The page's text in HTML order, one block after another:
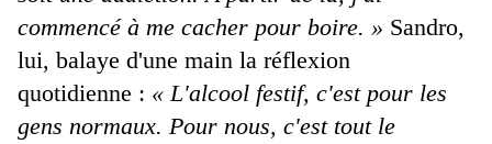
commencé à me cacher pour boire. » Sandro,
lui, balaye d'une main la réflexion
quotidienne : « L'alcool festif, c'est pour les
gens normaux. Pour nous, c'est tout le